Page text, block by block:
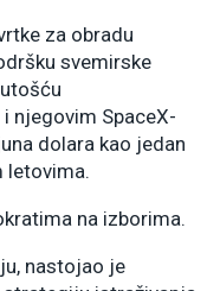
za obradu
svemirske
njegovim SpaceX-
dolara kao jedan
letovima.
na izborima.
nastojao je